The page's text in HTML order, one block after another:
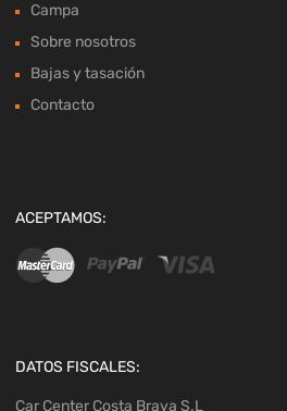
Campa
Sobre nosotros
Bajas y tasación
Contacto
ACEPTAMOS:
DATOS FISCALES:
Car Center Costa Brava S.L